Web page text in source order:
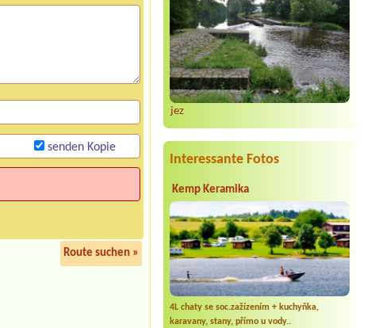
jez
Interessante Fotos
Kemp Keramika
4L chaty se soc.zažízením + kuchyňka,
karavany, stany, přímo u vody..
senden Kopie
Route suchen »